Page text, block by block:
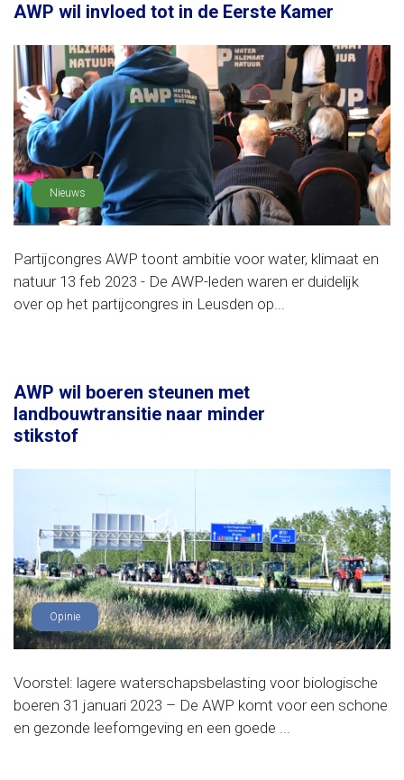
AWP wil invloed tot in de Eerste Kamer
Nieuws
Partijcongres AWP toont ambitie voor water, klimaat en
natuur 13 feb 2023 - De AWP-leden waren er duidelijk
over op het partijcongres in Leusden op...
AWP wil boeren steunen met
landbouwtransitie naar minder
stikstof
Opinie
Voorstel: lagere waterschapsbelasting voor biologische
boeren 31 januari 2023 – De AWP komt voor een schone
en gezonde leefomgeving en een goede ...